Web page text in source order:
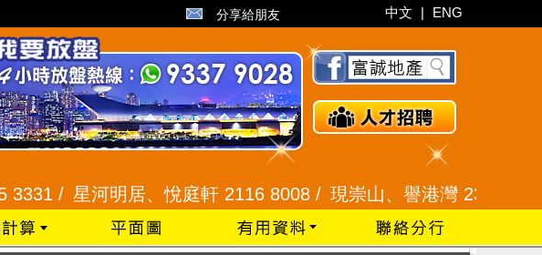
分享給朋友 中文 | ENG
星河明居、悅庭軒 2116 8008 / 現崇山、譽港灣 2345 9926 /